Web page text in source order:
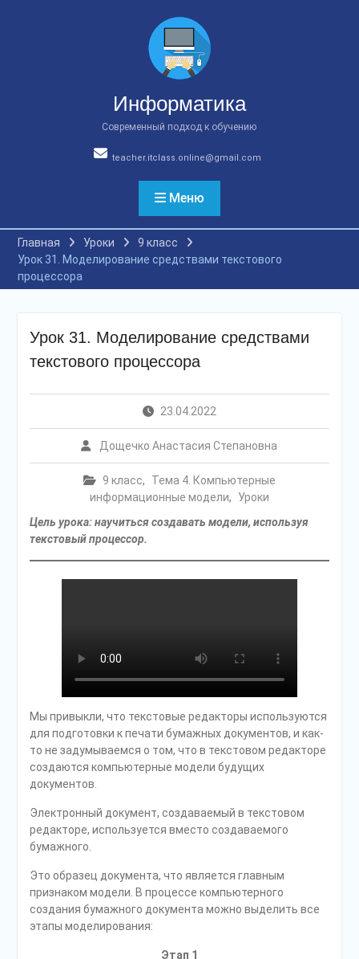
Информатика
Современный подход к обучению
teacher.itclass.online@gmail.com
Меню
Главная Уроки
9 класс
Урок 31. Моделирование средствами текстового
процессора
Урок 31. Моделирование средствами
текстового процессора
23.04.2022
Дощечко Анастасия Степановна
9 класс,
Тема 4. Компьютерные
информационные модели,
Уроки
Цель урока: научиться создавать модели, используя
текстовый процессор.
Мы привыкли, что текстовые редакторы используются
для подготовки к печати бумажных документов, и как-
то не задумываемся о том, что в текстовом редакторе
создаются компьютерные модели будущих
документов.
Электронный документ, создаваемый в текстовом
редакторе, используется вместо создаваемого
бумажного.
Это образец документа, что является главным
признаком модели. В процессе компьютерного
создания бумажного документа можно выделить все
этапы моделирования:
Этап 1